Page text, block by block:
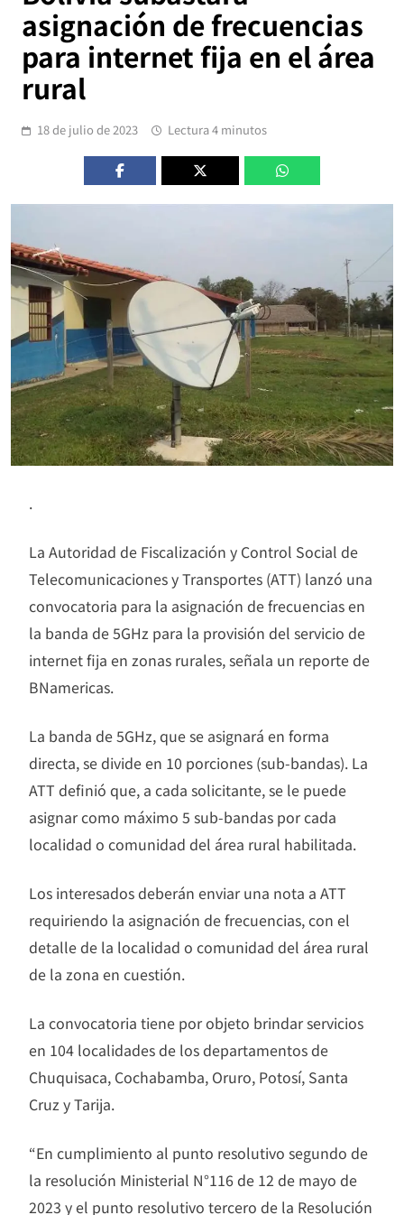
asignación de frecuencias
para internet fija en el área
rural
18 de julio de 2023 Lectura 4 minutos
.
La Autoridad de Fiscalización y Control Social de
Telecomunicaciones y Transportes (ATT) lanzó una
convocatoria para la asignación de frecuencias en
la banda de 5GHz para la provisión del servicio de
internet fija en zonas rurales, señala un reporte de
BNamericas.
La banda de 5GHz, que se asignará en forma
directa, se divide en 10 porciones (sub-bandas). La
ATT definió que, a cada solicitante, se le puede
asignar como máximo 5 sub-bandas por cada
localidad o comunidad del área rural habilitada.
Los interesados deberán enviar una nota a ATT
requiriendo la asignación de frecuencias, con el
detalle de la localidad o comunidad del área rural
de la zona en cuestión.
La convocatoria tiene por objeto brindar servicios
en 104 localidades de los departamentos de
Chuquisaca, Cochabamba, Oruro, Potosí, Santa
Cruz y Tarija.
“En cumplimiento al punto resolutivo segundo de
la resolución Ministerial N°116 de 12 de mayo de
2023 y el punto resolutivo tercero de la Resolución